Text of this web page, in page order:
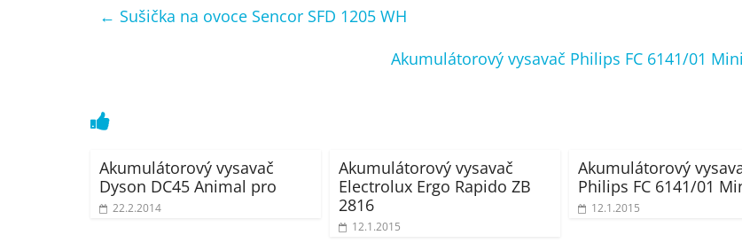
notebooky,
← Sušička na ovoce Sencor SFD 1205 WH
Akumulátorový vysavač Philips FC 6141/01
Akumulátorový vysavač
Dyson DC45 Animal pro
22.2.2014
Akumulátorový vysavač
Electrolux Ergo Rapido ZB
2816
12.1.2015
Akumulátorový
Philips FC 6141/01
12.1.2015